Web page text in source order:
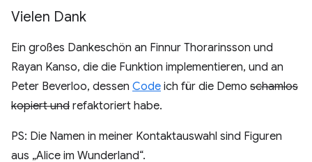
Vielen Dank
Ein großes Dankeschön an Finnur Thorarinsson und
Rayan Kanso, die die Funktion implementieren, und an
Peter Beverloo, dessen Code ich für die Demo schamlos
kopiert und refaktoriert habe.
PS: Die Namen in meiner Kontaktauswahl sind Figuren
aus „Alice im Wunderland“.